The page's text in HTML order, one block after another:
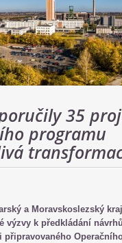
35
programu
a Moravskoslezský
výzvy k předkládání
připravovaného